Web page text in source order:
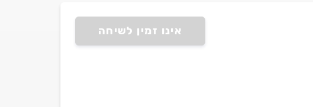
אינו זמין לשיחה